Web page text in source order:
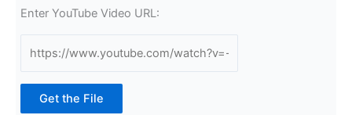
Enter YouTube Video URL:
Get the File